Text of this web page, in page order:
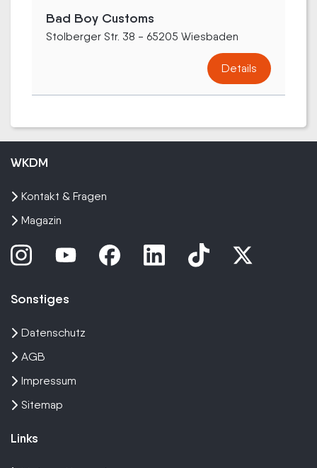
Bad Boy Customs
Stolberger Str. 38 - 65205 Wiesbaden
Details
WKDM
Kontakt & Fragen
Magazin
Sonstiges
Datenschutz
AGB
Impressum
Sitemap
Links